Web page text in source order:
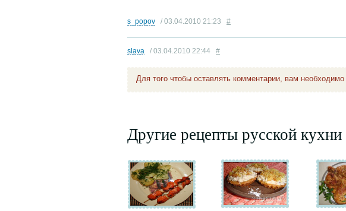
s_popov / 03.04.2010 21:23 #
slava / 03.04.2010 22:44 #
Для того чтобы оставлять комментарии, вам необходимо
Другие рецепты русской кухни